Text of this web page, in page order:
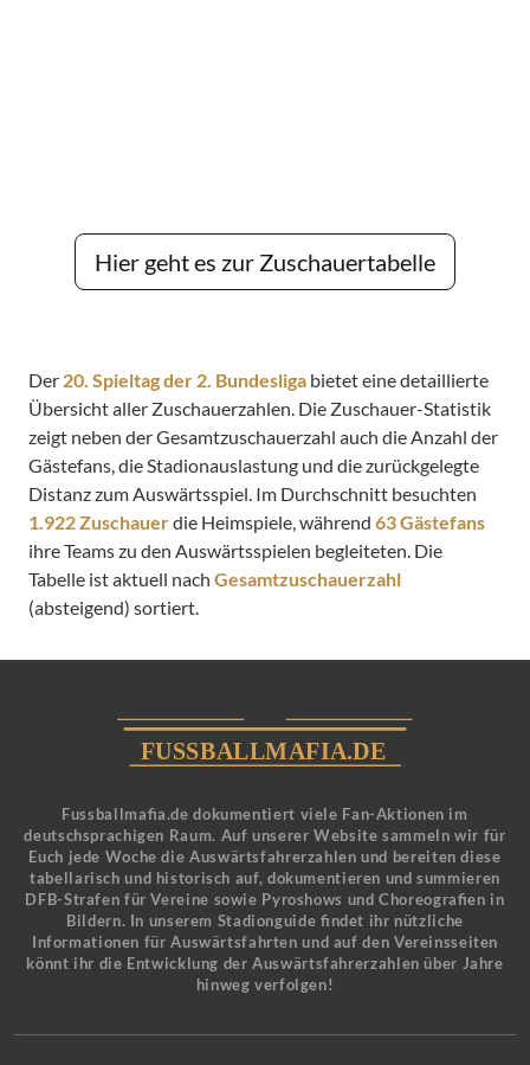
Hier geht es zur Zuschauertabelle
Der 20. Spieltag der 2. Bundesliga bietet eine detaillierte
Übersicht aller Zuschauerzahlen. Die Zuschauer-Statistik
zeigt neben der Gesamtzuschauerzahl auch die Anzahl der
Gästefans, die Stadionauslastung und die zurückgelegte
Distanz zum Auswärtsspiel. Im Durchschnitt besuchten
1.922 Zuschauerdie Heimspiele, während 63 Gästefans
ihre Teams zu den Auswärtsspielen begleiteten. Die
Tabelle ist aktuell nach Gesamtzuschauerzahl
(absteigend) sortiert.
Fussballmafia.de dokumentiert viele Fan-Aktionen im
deutschsprachigen Raum. Auf unserer Website sammeln wir für
Euch jede Woche die Auswärtsfahrerzahlen und bereiten diese
tabellarisch und historisch auf, dokumentieren und summieren
DFB-Strafen für Vereine sowie Pyroshows und Choreografien in
Bildern. In unserem Stadionguide findet ihr nützliche
Informationen für Auswärtsfahrten und auf den Vereinsseiten
könnt ihr die Entwicklung der Auswärtsfahrerzahlen über Jahre
hinweg verfolgen!